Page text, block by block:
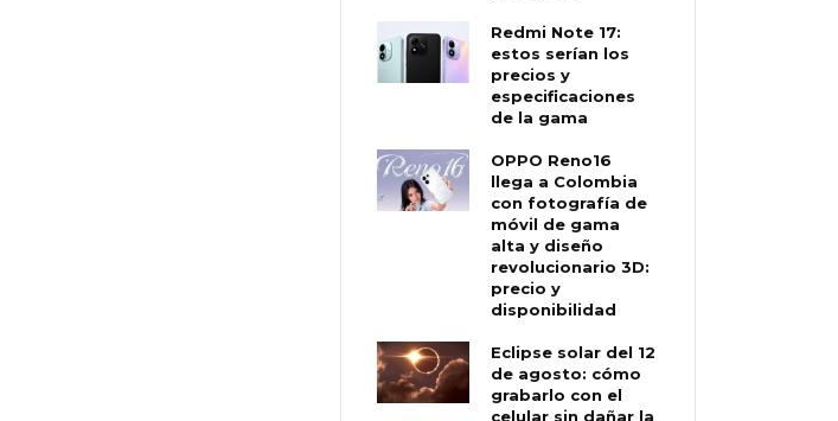
Redmi Note 17:
estos serían los
precios y
especificaciones
de la gama
OPPO Reno16
llega a Colombia
con fotografía de
móvil de gama
alta y diseño
revolucionario 3D:
precio y
disponibilidad
Eclipse solar del 12
de agosto: cómo
grabarlo con el
celular sin dañar la